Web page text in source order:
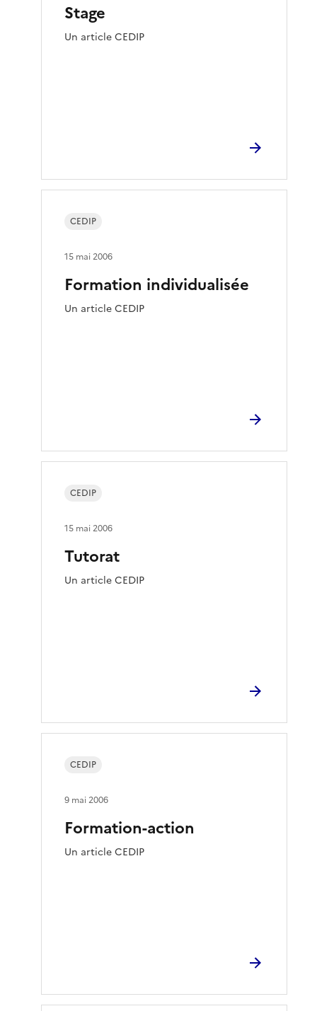
Stage
Un article CEDIP
Formation individualisée
Un article CEDIP
CEDIP
15 mai 2006
Tutorat
Un article CEDIP
CEDIP
15 mai 2006
Formation-action
Un article CEDIP
CEDIP
9 mai 2006